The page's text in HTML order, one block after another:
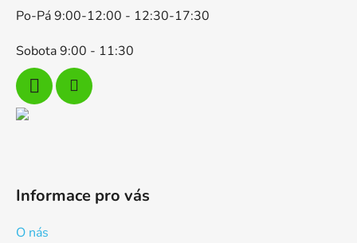
Po-Pá 9:00-12:00 - 12:30-17:30
Sobota 9:00 - 11:30
Informace pro vás
O nás